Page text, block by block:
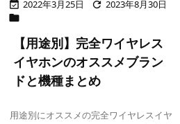
 2022年3月25日  2023年8月30日

【用途別】完全ワイヤレス
イヤホンのオススメブラン
ドと機種まとめ
用途別にオススメの完全ワイヤレスイヤ